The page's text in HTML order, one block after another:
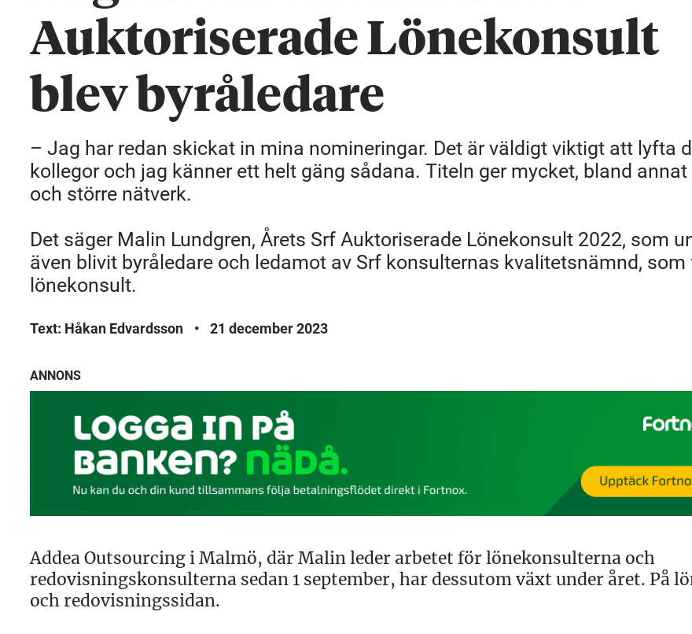
Auktoriserade Lönekonsult
blev byråledare
– Jag har redan skickat in mina nomineringar. Det är väldigt viktigt att lyfta
kollegor och jag känner ett helt gäng sådana. Titeln ger mycket, bland
och större nätverk.
Det säger Malin Lundgren, Årets Srf Auktoriserade Lönekonsult 2022, som
även blivit byråledare och ledamot av Srf konsulternas kvalitetsnämnd,
lönekonsult.
Text: Håkan Edvardsson • 21 december 2023
ANNONS
Addea Outsourcing i Malmö, där Malin leder arbetet för lönekonsulterna och
redovisningskonsulterna sedan 1 september, har dessutom växt under året. På
och redovisningssidan.